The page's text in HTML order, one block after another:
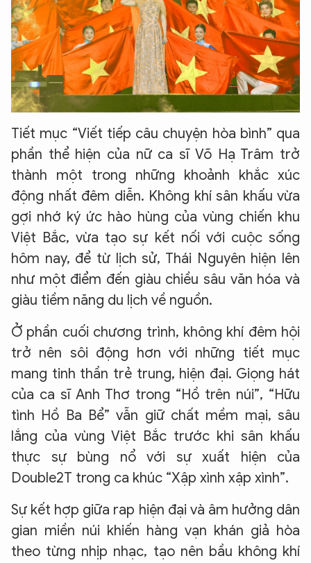
Tiết mục “Viết tiếp câu chuyện hòa bình” qua
phần thể hiện của nữ ca sĩ Võ Hạ Trâm trở
thành một trong những khoảnh khắc xúc
động nhất đêm diễn. Không khí sân khấu vừa
gợi nhớ ký ức hào hùng của vùng chiến khu
Việt Bắc, vừa tạo sự kết nối với cuộc sống
hôm nay, để từ lịch sử, Thái Nguyên hiện lên
như một điểm đến giàu chiều sâu văn hóa và
giàu tiềm năng du lịch về nguồn.
Ở phần cuối chương trình, không khí đêm hội
trở nên sôi động hơn với những tiết mục
mang tinh thần trẻ trung, hiện đại. Giọng hát
của ca sĩ Anh Thơ trong “Hồ trên núi”, “Hữu
tình Hồ Ba Bể” vẫn giữ chất mềm mại, sâu
lắng của vùng Việt Bắc trước khi sân khấu
thực sự bùng nổ với sự xuất hiện của
Double2T trong ca khúc “Xập xình xập xình”.
Sự kết hợp giữa rap hiện đại và âm hưởng dân
gian miền núi khiến hàng vạn khán giả hòa
theo từng nhịp nhạc, tạo nên bầu không khí